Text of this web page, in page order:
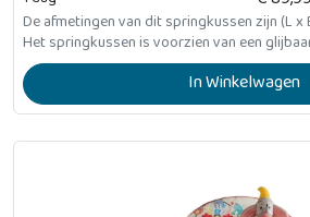
De afmetingen van dit springkussen zijn (L x
Het springkussen is voorzien van een
In Winkelwagen